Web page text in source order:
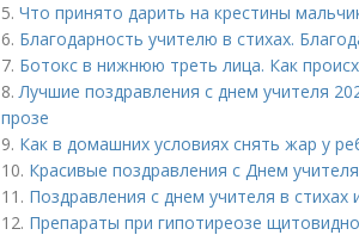
5. Что принято дарить на крестины
6. Благодарность учителю в стихах.
7. Ботокс в нижнюю треть лица. Как
8.Лучшие поздравления с днем учителя
прозе
9. Как в домашних условиях снять жар у
10. Красивые поздравления с Днем
11. Поздравления с днем учителя в
12. Препараты при гипотиреозе